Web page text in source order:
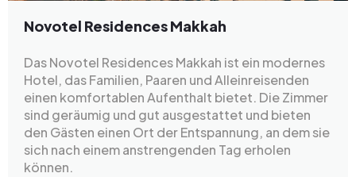
Novotel Residences Makkah
Das Novotel Residences Makkah ist ein modernes
Hotel, das Familien, Paaren und Alleinreisenden
einen komfortablen Aufenthalt bietet. Die Zimmer
sind geräumig und gut ausgestattet und bieten
den Gästen einen Ort der Entspannung, an dem sie
sich nach einem anstrengenden Tag erholen
können.